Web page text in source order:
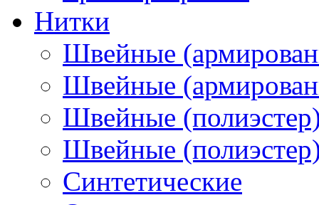
Нитки
Швейные
Швейные
Швейные
Швейные
Синтетические